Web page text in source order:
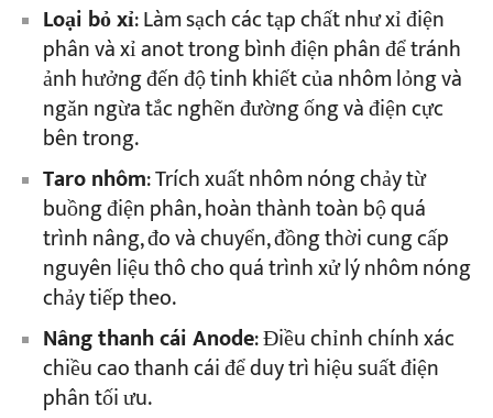
Loại bỏ xỉ: Làm sạch các tạp chất như xỉ điện
phân và xỉ anot trong bình điện phân để tránh
ảnh hưởng đến độ tinh khiết của nhôm lỏng và
ngăn ngừa tắc nghẽn đường ống và điện cực
bên trong.
Taro nhôm: Trích xuất nhôm nóng chảy từ
buồng điện phân, hoàn thành toàn bộ quá
trình nâng, đo và chuyển, đồng thời cung cấp
nguyên liệu thô cho quá trình xử lý nhôm nóng
chảy tiếp theo.
Nâng thanh cái Anode: Điều chỉnh chính xác
chiều cao thanh cái để duy trì hiệu suất điện
phân tối ưu.